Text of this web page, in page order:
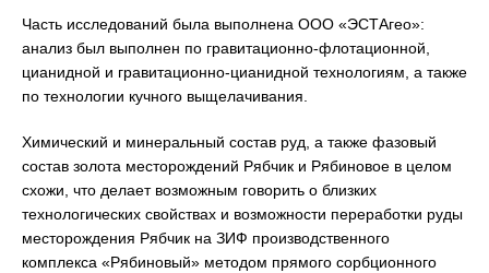
Часть исследований была выполнена ООО «ЭСТАгео»:
анализ был выполнен по гравитационно-флотационной,
цианидной и гравитационно-цианидной технологиям, а также
по технологии кучного выщелачивания.
Химический и минеральный состав руд, а также фазовый
состав золота месторождений Рябчик и Рябиновое в целом
схожи, что делает возможным говорить о близких
технологических свойствах и возможности переработки руды
месторождения Рябчик на ЗИФ производственного
комплекса «Рябиновый» методом прямого сорбционного